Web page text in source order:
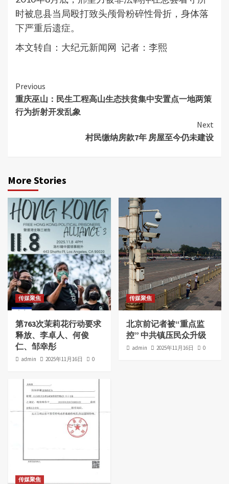
时被息县当局殴打致头颅骨粉碎性骨折，身体落
下严重后遗症。
本文转自：大纪元新闻网 记者：李熙
Continue
Reading
Previous
重庆巫山：民生工程高山生态扶贫集中安置点一地两策
行为折射开发乱象
Next
村民缴纳房款7年 房屋至今仍未建设
More Stories
传媒聚焦
第763次茉莉花行动要求
释放、李卓人、何俊
仁、邹幸彤
admin 2025年11月16日 0
传媒聚焦
北京前记者被“重点监
控” 中共镇压民众升级
admin 2025年11月16日 0
传媒聚焦